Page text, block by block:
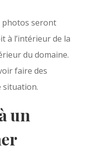
photos seront
à l’intérieur de la
du domaine.
faire des
situation.
un